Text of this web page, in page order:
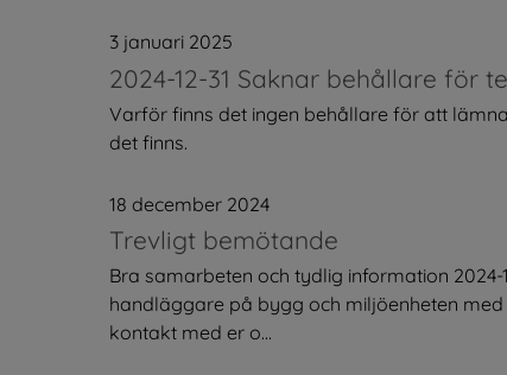
3 januari 2025
2024-12-31 Saknar behållare för
Varför finns det ingen behållare för att
det finns.
18 december 2024
Trevligt bemötande
Bra samarbeten och tydlig information
handläggare på bygg och miljöenheten
kontakt med er o...